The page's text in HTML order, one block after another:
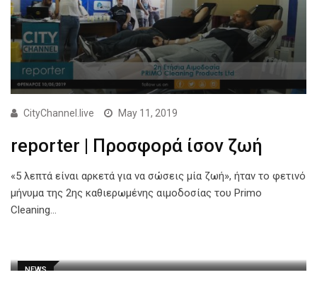
CityChannel.live May 11, 2019
reporter | Προσφορά ίσον ζωή
«5 λεπτά είναι αρκετά για να σώσεις μία ζωή», ήταν το φετινό
μήνυμα της 2ης καθιερωμένης αιμοδοσίας του Primo
Cleaning…
NEWS